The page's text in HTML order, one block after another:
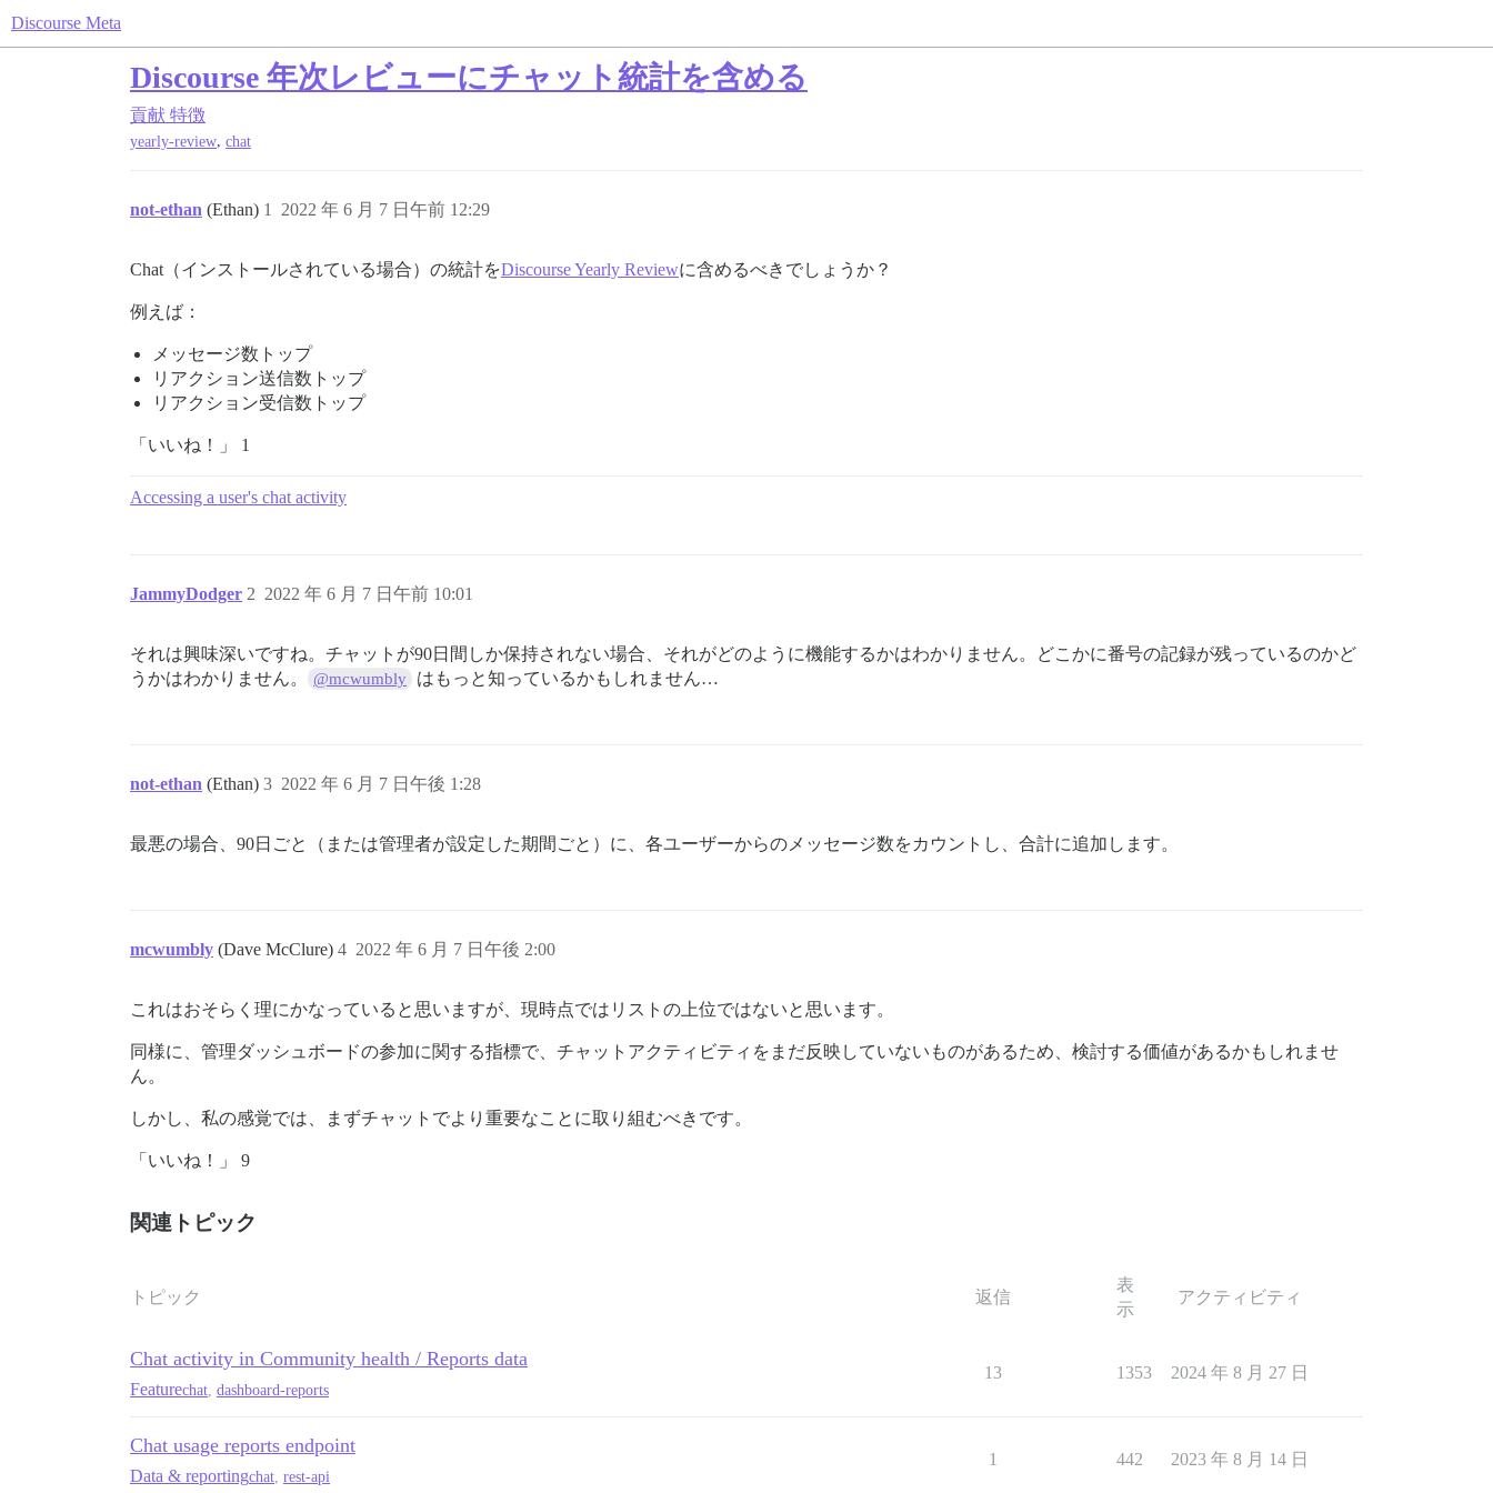
Discourse Meta
Discourse 年次レビューにチャット統計を含める
貢献 特徴
yearly-review, chat
not-ethan (Ethan) 2022 年 6 月 7 日午前 12:29
1
Chat（インストールされている場合）の統計をDiscourse Yearly Reviewに含めるべきでしょうか？
例えば：
メッセージ数トップ
リアクション送信数トップ
リアクション受信数トップ
「いいね！」 1
Accessing a user's chat activity
JammyDodger 2022 年 6 月 7 日午前 10:01
2
それは興味深いですね。チャットが90日間しか保持されない場合、それがどのように機能するかはわかりません。どこかに番号の記録が残っているのかど
うかはわかりません。
@mcwumbly はもっと知っているかもしれません…
not-ethan (Ethan) 2022 年 6 月 7 日午後 1:28
3
最悪の場合、90日ごと（または管理者が設定した期間ごと）に、各ユーザーからのメッセージ数をカウントし、合計に追加します。
mcwumbly (Dave McClure) 2022 年 6 月 7 日午後 2:00
4
これはおそらく理にかなっていると思いますが、現時点ではリストの上位ではないと思います。
同様に、管理ダッシュボードの参加に関する指標で、チャットアクティビティをまだ反映していないものがあるため、検討する価値があるかもしれませ
ん。
しかし、私の感覚では、まずチャットでより重要なことに取り組むべきです。
「いいね！」 9
関連トピック
トピック 返信
表
示
アクティビティ
Chat activity in Community health / Reports data
Featurechat dashboard-reports
13 1353 2024 年 8 月 27 日
Chat usage reports endpoint
Data & reportingchat rest-api
1 442 2023 年 8 月 14 日